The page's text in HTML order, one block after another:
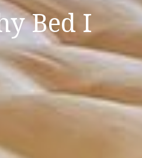
Bed I